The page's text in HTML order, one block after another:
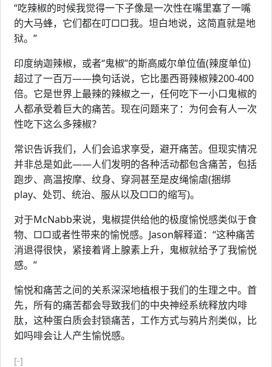
“吃辣椒的时候我觉得一下子像是一次性在嘴里塞了一嘴
的大马蜂，它们都在叮□□我。坦白地说，这简直就是地
狱。”
印度纳迦辣椒，或者“鬼椒”的斯高威尔单位值(辣度单位)
超过了一百万——换句话说，它比墨西哥辣椒辣200-400
倍。它是世界上最辣的辣椒之一，任何吃下一小口鬼椒的
人都承受着巨大的痛苦。现在问题来了：为何会有人一次
性吃下这么多辣椒？
常识告诉我们，人们会追求享受，避开痛苦。但现实情况
并非总是如此——人们发明的各种活动都包含痛苦，包括
跑步、高温按摩、纹身、穿洞甚至是皮绳愉虐(捆绑
play、处罚、统治、服从以及□□的缩写)。
对于McNabb来说，鬼椒提供给他的极度愉悦感类似于食
物、□□或者性带来的愉悦感。Jason解释道：“这种痛苦
消退得很快，紧接着肾上腺素上升，鬼椒就给予了我愉悦
感。”
愉悦和痛苦之间的关系深深地植根于我们的生理之中。首
先，所有的痛苦都会导致我们的中央神经系统释放内啡
肽，这种蛋白质会封锁痛苦，工作方式与鸦片剂类似，比
如吗啡会让人产生愉悦感。
[-]